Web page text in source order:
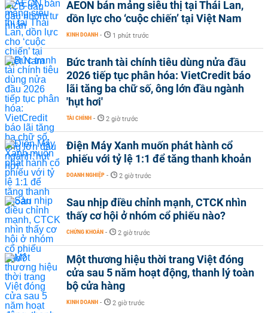
AEON bán mảng siêu thị tại Thái Lan,
dồn lực cho ‘cuộc chiến’ tại Việt Nam
KINH DOANH - 1 phút trước
Bức tranh tài chính tiêu dùng nửa đầu
2026 tiếp tục phân hóa: VietCredit báo
lãi tăng ba chữ số, ông lớn đầu ngành
'hụt hơi'
TÀI CHÍNH - 2 giờ trước
Điện Máy Xanh muốn phát hành cổ
phiếu với tỷ lệ 1:1 để tăng thanh khoản
DOANH NGHIỆP - 2 giờ trước
Sau nhịp điều chỉnh mạnh, CTCK nhìn
thấy cơ hội ở nhóm cổ phiếu nào?
CHỨNG KHOÁN - 2 giờ trước
Một thương hiệu thời trang Việt đóng
cửa sau 5 năm hoạt động, thanh lý toàn
bộ cửa hàng
KINH DOANH - 2 giờ trước